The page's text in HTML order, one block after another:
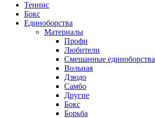
Теннис
Бокс
Единоборства
Материалы
Профи
Любители
Смешанные единоборства
Вольная
Дзюдо
Самбо
Другие
Бокс
Борьба